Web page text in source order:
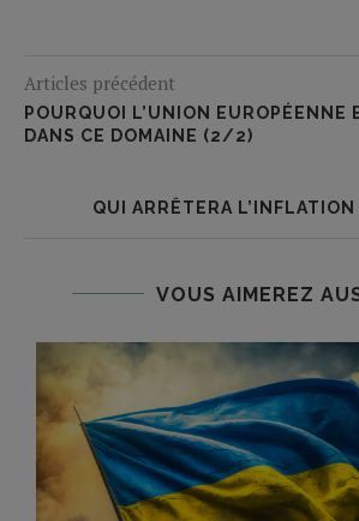
Articles précédent
POURQUOI L’UNION EUROPÉENNE
DANS CE DOMAINE (2/2)
QUI ARRÊTERA
VOUS AIMEREZ